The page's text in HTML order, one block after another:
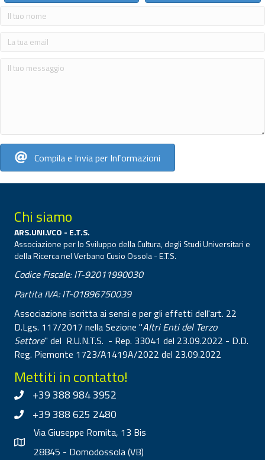
Compila e Invia per Informazioni
Chi siamo
ARS.UNI.VCO - E.T.S.
Associazione per lo Sviluppo della Cultura, degli Studi Universitari e
della Ricerca nel Verbano Cusio Ossola - E.T.S.
Codice Fiscale: IT-92011990030
Partita IVA: IT-01896750039
Associazione iscritta ai sensi e per gli effetti dell'art. 22
D.Lgs. 117/2017 nella Sezione "Altri Enti del Terzo
Settore" del R.U.N.T.S. - Rep. 33041 del 23.09.2022 - D.D.
Reg. Piemonte 1723/A1419A/2022 del 23.09.2022
Mettiti in contatto!
+39 388 984 3952
+39 388 625 2480
Via Giuseppe Romita, 13 Bis
28845 - Domodossola (VB)